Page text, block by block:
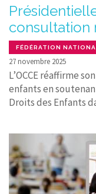
consultation
FÉDÉRATION
27 novembre 2025
L’OCCE réaffirme
enfants en
Droits des Enfants